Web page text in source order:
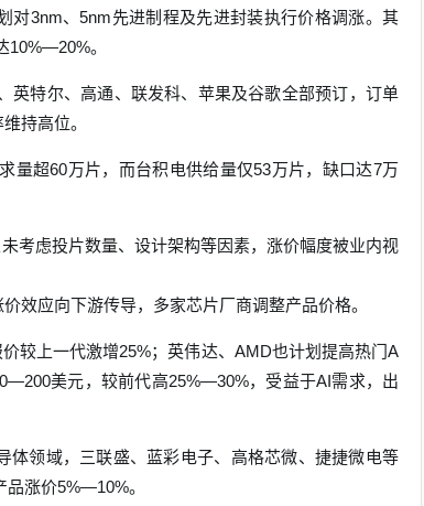
对3nm、5nm先进制程及先进封装执行价格调涨。其
10%—20%。
英特尔、高通、联发科、苹果及谷歌全部预订，订单
持高位。
量超60万片，而台积电供给量仅53万片，缺口达7万
考虑投片数量、设计架构等因素，涨价幅度被业内视
效应向下游传导，多家芯片厂商调整产品价格。
较上一代激增25%；英伟达、AMD也计划提高热门A
美元，较前代高25%—30%，受益于AI需求，出
体领域，三联盛、蓝彩电子、高格芯微、捷捷微电等
涨价5%—10%。